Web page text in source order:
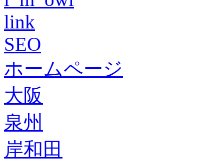
link
SEO
ホームページ
大阪
泉州
岸和田